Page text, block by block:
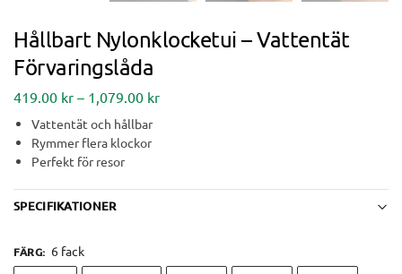
Hållbart Nylonklocketui – Vattentät
Förvaringslåda
419.00 kr – 1,079.00 kr
Vattentät och hållbar
Rymmer flera klockor
Perfekt för resor
SPECIFIKATIONER
FÄRG: 6 fack